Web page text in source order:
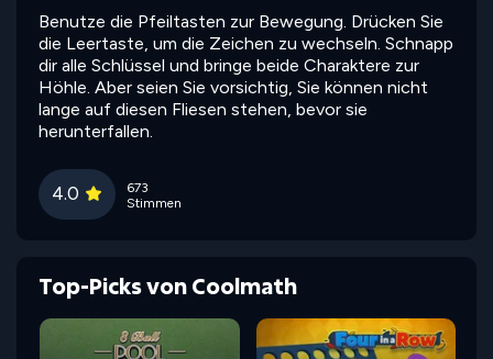
Benutze die Pfeiltasten zur Bewegung. Drücken Sie
die Leertaste, um die Zeichen zu wechseln. Schnapp
dir alle Schlüssel und bringe beide Charaktere zur
Höhle. Aber seien Sie vorsichtig, Sie können nicht
lange auf diesen Fliesen stehen, bevor sie
herunterfallen.
4.0
673
Stimmen
Top-Picks von Coolmath